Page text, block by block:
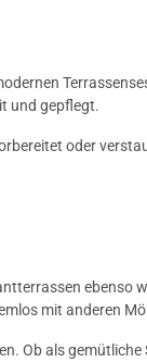
und gepflegt.
oder
ebenso
mit anderen
Ob als